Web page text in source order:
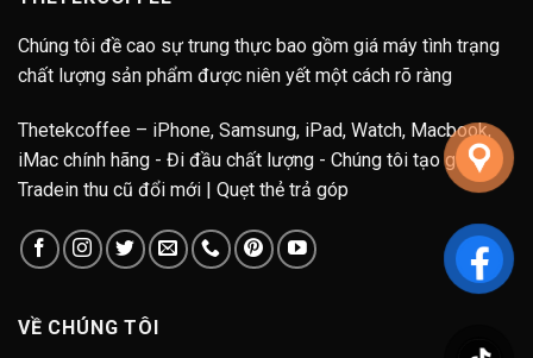
Chúng tôi đề cao sự trung thực bao gồm giá máy tình trạng
chất lượng sản phẩm được niên yết một cách rõ ràng
Thetekcoffee – iPhone, Samsung, iPad, Watch, Macbook,
iMac chính hãng - Đi đầu chất lượng - Chúng tôi tạo giá trị.
Tradein thu cũ đổi mới | Quẹt thẻ trả góp
VỀ CHÚNG TÔI